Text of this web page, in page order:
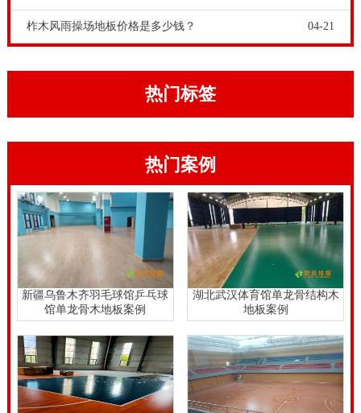
篮球馆木地板有多重要，你想不到。运动木地板工程师
量和安装质量的重要性，直接关系到篮球运动人员的人
身安全和篮球运动体验。品牌运动木地板厂家生产的篮
球木地板，防滑防涩，吸震抗压，表面弹跳力强。体育
场馆木地板价钱对比许多别的拼装地板，购置价钱或是
较高的。可是体育场馆木地板的具体制造原料是实木板
原材料，颜色和纹路当然。与此同时体育文化木地板还
能打磨抛光翻修，这种全是体育文化木地板的优势。尤
其是去一些厂家批发的技术专业体育场馆木地板生产商
选购，价钱会更特惠一些。体育馆运动木地板多少钱一
平方。
体育馆运动木地板多少钱一平方，伴随着体育场馆作用
的日益提高，各种各样综合性主题活动进行普遍，大部
分体育场馆都演化变成大城市的文化活动中心，因此 对
柞木风雨操场地板价格是多少钱？ 04-21
热门标签
热门案例
新疆乌鲁木齐羽毛球馆乒乓球
馆单龙骨木地板案例
湖北武汉体育馆单龙骨结构木
地板案例